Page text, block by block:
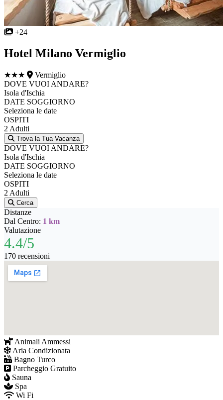
+24
Hotel Milano Vermiglio
★★★
Vermiglio
DOVE VUOI ANDARE?
Isola d'Ischia
DATE SOGGIORNO
Seleziona le date
OSPITI
2 Adulti
Trova la Tua Vacanza
DOVE VUOI ANDARE?
Isola d'Ischia
DATE SOGGIORNO
Seleziona le date
OSPITI
2 Adulti
Cerca
Distanze
Dal Centro: 1 km
Valutazione
4.4/5
170 recensioni
Animali Ammessi
Aria Condizionata
Bagno Turco
Parcheggio Gratuito
Sauna
Spa
Wi Fi